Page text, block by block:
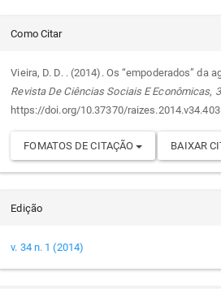
Detalhes
do
artigo
Como Citar
Vieira, D. D. . (2014). Os “empoderados” da
Revista De Ciências Sociais E Econômicas,
https://doi.org/10.37370/raizes.2014.v34.403
FOMATOS DE CITAÇÃO BAIXAR
Edição
v. 34 n. 1 (2014)